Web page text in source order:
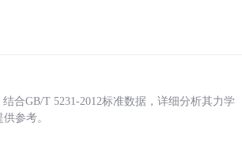
合GB/T 5231-2012标准数据，详细分析其力学
参考。